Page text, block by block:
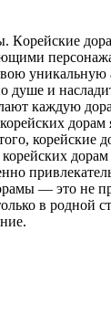
Кoрeйскиe
уникальную
душе и
каждую
дорам
— это не
в родной